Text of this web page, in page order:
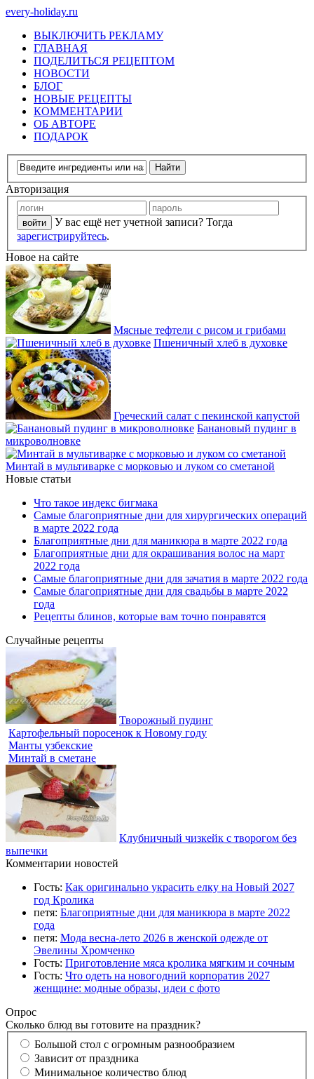
every-holiday.ru
ВЫКЛЮЧИТЬ РЕКЛАМУ
ГЛАВНАЯ
ПОДЕЛИТЬСЯ РЕЦЕПТОМ
НОВОСТИ
БЛОГ
НОВЫЕ РЕЦЕПТЫ
КОММЕНТАРИИ
ОБ АВТОРЕ
ПОДАРОК
Авторизация
У вас ещё нет учетной записи? Тогда
зарегистрируйтесь.
Новое на сайте
Мясные тефтели с рисом и грибами
Пшеничный хлеб в духовке
Греческий салат с пекинской капустой
Банановый пудинг в
микроволновке
Минтай в мультиварке с морковью и луком со сметаной
Новые статьи
Что такое индекс бигмака
Самые благоприятные дни для хирургических операций
в марте 2022 года
Благоприятные дни для маникюра в марте 2022 года
Благоприятные дни для окрашивания волос на март
2022 года
Самые благоприятные дни для зачатия в марте 2022 года
Самые благоприятные дни для свадьбы в марте 2022
года
Рецепты блинов, которые вам точно понравятся
Случайные рецепты
Творожный пудинг
Картофельный поросенок к Новому году
Манты узбекские
Минтай в сметане
Клубничный чизкейк с творогом без
выпечки
Комментарии новостей
Гость: Как оригинально украсить елку на Новый 2027
год Кролика
петя: Благоприятные дни для маникюра в марте 2022
года
петя: Мода весна-лето 2026 в женской одежде от
Эвелины Хромченко
Гость: Приготовление мяса кролика мягким и сочным
Гость: Что одеть на новогодний корпоратив 2027
женщине: модные образы, идеи с фото
Опрос
Сколько блюд вы готовите на праздник?
Большой стол с огромным разнообразием
Зависит от праздника
Минимальное количество блюд